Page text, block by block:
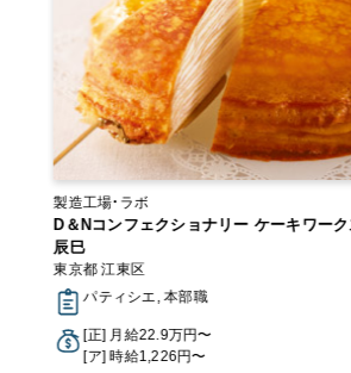
製造工場・ラボ
D＆Nコンフェクショナリー ケーキワーク
辰巳
東京都 江東区
パティシエ, 本部職
[正] 月給22.9万円〜
[ア] 時給1,226円〜